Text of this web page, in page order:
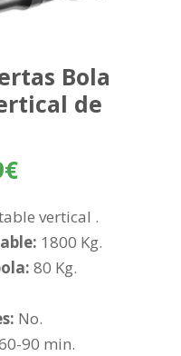
Bola
de
€Rango
precios:
desde
373,59€
449,09€
vertical .
1800 Kg.
80 Kg.
No.
90 min.